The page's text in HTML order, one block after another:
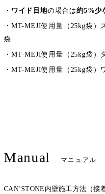
・ ワイド目地の場合は約5%少
・MT-MEJI使用量（25kg袋）
袋
・MT-MEJI使用量（25kg袋）
・MT-MEJI使用量（25kg袋）
Manual マニュアル
CAN’STONE内壁施工方法（接